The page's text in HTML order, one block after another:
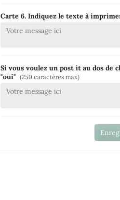
Carte 6. Indiquez le texte à
Si vous voulez un post it au dos de
"oui" (250 caractères max)